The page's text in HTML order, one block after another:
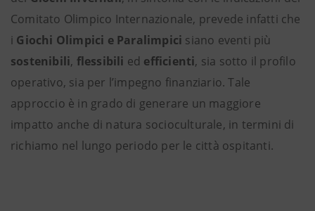
Comitato Olimpico Internazionale, prevede infatti che
i Giochi Olimpici e Paralimpici siano eventi più
sostenibili, flessibili ed efficienti, sia sotto il profilo
operativo, sia per l’impegno finanziario. Tale
approccio è in grado di generare un maggiore
impatto anche di natura socioculturale, in termini di
richiamo nel lungo periodo per le città ospitanti.